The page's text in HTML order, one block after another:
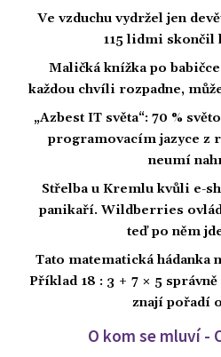
Ve vzduchu vydržel jen
115 lidmi skončil
Maličká knížka po
každou chvíli rozpadne,
„Azbest IT světa“: 70 %
programovacím jazyce z
neumí
Střelba u Kremlu kvůli e-
panikaří. Wildberries
teď po něm
Tato matematická hádanka
Příklad 18 : 3 + 7 × 5
znají pořadí
O kom se mluví -